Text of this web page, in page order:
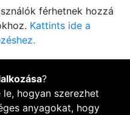
férhetnek hozzá
Kattints ide a
?
le, hogyan szerezhet
anyagokat, hogy